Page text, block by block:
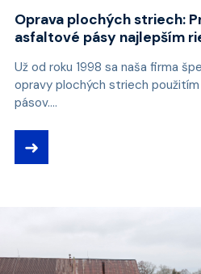
Oprava plochých striech:
asfaltové pásy najlepším
Už od roku 1998 sa naša firma
opravy plochých striech
pásov....
➜